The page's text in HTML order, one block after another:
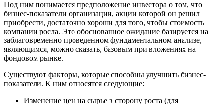
Под ним понимается предположение инвестора о том, что
бизнес-показатели организации, акции которой он решил
приобрести, достаточно хороши для того, чтобы стоимость
компании росла. Это обоснованное ожидание базируется на
заблаговременно проведенном фундаментальном анализе,
являющимся, можно сказать, базовым при вложениях на
фондовом рынке.
Существуют факторы, которые способны улучшить бизнес-
показатели. К ним относятся следующие:
Изменение цен на сырье в сторону роста (для